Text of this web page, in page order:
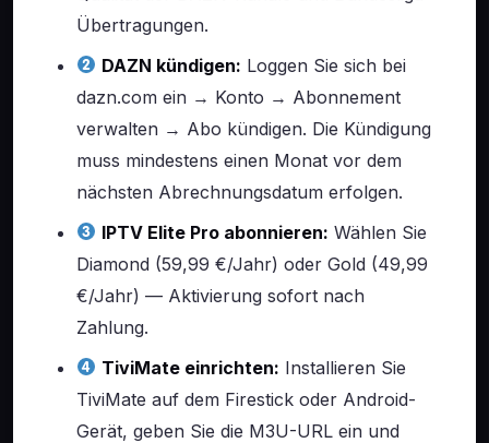
Übertragungen.
DAZN kündigen: Loggen Sie sich bei
dazn.com ein → Konto → Abonnement
verwalten → Abo kündigen. Die Kündigung
muss mindestens einen Monat vor dem
nächsten Abrechnungsdatum erfolgen.
IPTV Elite Pro abonnieren: Wählen Sie
Diamond (59,99 €/Jahr) oder Gold (49,99
€/Jahr) — Aktivierung sofort nach
Zahlung.
TiviMate einrichten: Installieren Sie
TiviMate auf dem Firestick oder Android-
Gerät, geben Sie die M3U-URL ein und